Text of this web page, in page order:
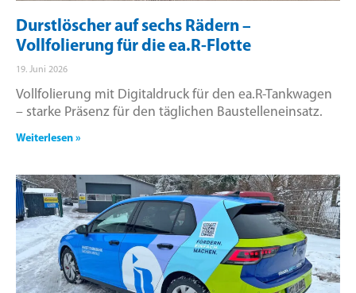
Durstlöscher auf sechs Rädern –
Vollfolierung für die ea.R-Flotte
19. Juni 2026
Vollfolierung mit Digitaldruck für den ea.R-Tankwagen
– starke Präsenz für den täglichen Baustelleneinsatz.
Weiterlesen »